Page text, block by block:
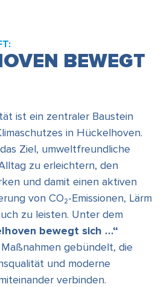
BEWEGT
ist ein zentraler Baustein
in Hückelhoven.
Ziel, umweltfreundliche
zu erleichtern, den
und damit einen aktiven
von CO₂-Emissionen, Lärm
zu leisten. Unter dem
bewegt sich …“
gebündelt, die
und moderne
verbinden.